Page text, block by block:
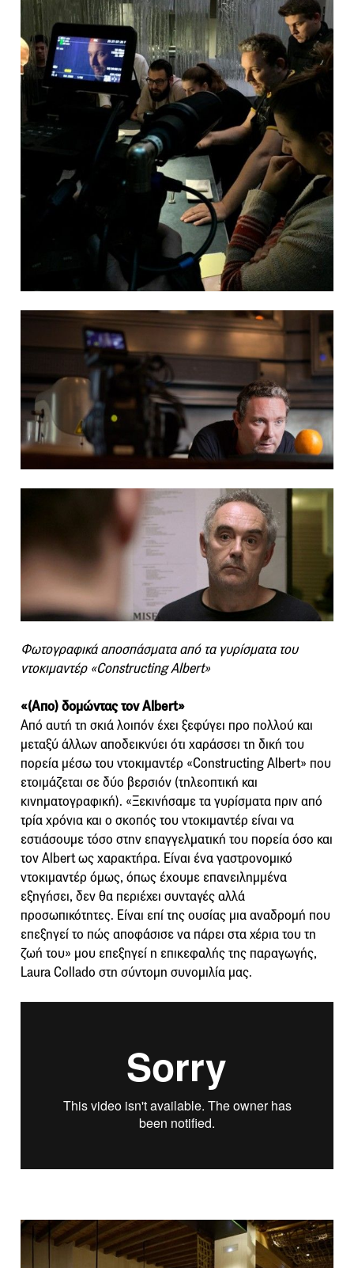
Φωτογραφικά αποσπάσματα από τα γυρίσματα του
ντοκιμαντέρ «Constructing Albert»
«(Απο) δομώντας τον Albert»
Από αυτή τη σκιά λοιπόν έχει ξεφύγει προ πολλού και
μεταξύ άλλων αποδεικνύει ότι χαράσσει τη δική του
πορεία μέσω του ντοκιμαντέρ «Constructing Albert» που
ετοιμάζεται σε δύο βερσιόν (τηλεοπτική και
κινηματογραφική). «Ξεκινήσαμε τα γυρίσματα πριν από
τρία χρόνια και ο σκοπός του ντοκιμαντέρ είναι να
εστιάσουμε τόσο στην επαγγελματική του πορεία όσο και
τον Albert ως χαρακτήρα. Είναι ένα γαστρονομικό
ντοκιμαντέρ όμως, όπως έχουμε επανειλημμένα
εξηγήσει, δεν θα περιέχει συνταγές αλλά
προσωπικότητες. Είναι επί της ουσίας μια αναδρομή που
επεξηγεί το πώς αποφάσισε να πάρει στα χέρια του τη
ζωή του» μου επεξηγεί η επικεφαλής της παραγωγής,
Laura Collado στη σύντομη συνομιλία μας.